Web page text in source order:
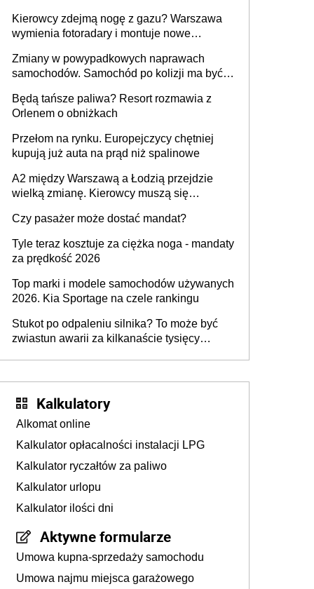
Kierowcy zdejmą nogę z gazu? Warszawa
wymienia fotoradary i montuje nowe
Zmiany w powypadkowych naprawach
samochodów. Samochód po kolizji ma być
technologią producenta
Będą tańsze paliwa? Resort rozmawia z
Orlenem o obniżkach
Przełom na rynku. Europejczycy chętniej
kupują już auta na prąd niż spalinowe
A2 między Warszawą a Łodzią przejdzie
wielką zmianę. Kierowcy muszą się
Czy pasażer może dostać mandat?
Tyle teraz kosztuje za ciężka noga - mandaty
za prędkość 2026
Top marki i modele samochodów używanych
2026. Kia Sportage na czele rankingu
Stukot po odpaleniu silnika? To może być
zwiastun awarii za kilkanaście tysięcy
Kalkulatory
Alkomat online
Kalkulator opłacalności instalacji LPG
Kalkulator ryczałtów za paliwo
Kalkulator urlopu
Kalkulator ilości dni
Aktywne formularze
Umowa kupna-sprzedaży samochodu
Umowa najmu miejsca garażowego